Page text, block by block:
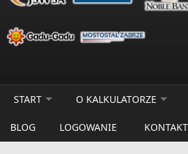
START O KALKULATORZE
BLOG LOGOWANIE